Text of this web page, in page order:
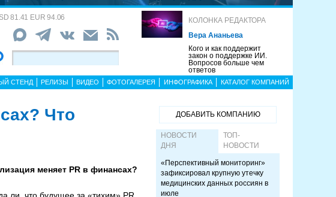
81.41 EUR 94.06
КОЛОНКА РЕДАКТОРА
Вера Ананьева
Кого и как поддержит
закон о поддержке ИИ.
Вопросов больше чем
ответов
СТЕНД РЕЛИЗЫ ВИДЕО ФОТОГАЛЕРЕЯ ИНФОГРАФИКА КАТАЛОГ КОМПАНИЙ
Что
меняет PR в финансах?
ДОБАВИТЬ КОМПАНИЮ
НОВОСТИ
ДНЯ
ТОП-
НОВОСТИ
«Перспективный мониторинг»
зафиксировал крупную утечку
медицинских данных россиян в
июле